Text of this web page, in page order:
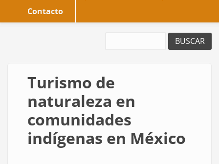
Contacto
Turismo de
naturaleza en
comunidades
indígenas en México